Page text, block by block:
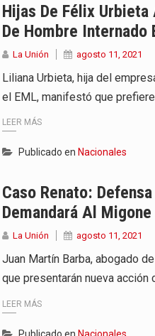
Hijas De Félix Urbieta
De Hombre Internado
La Unión agosto 11, 2021
Liliana Urbieta, hija del
el EML, manifestó que
LEER MÁS
Publicado en Nacionales
Caso Renato:
Demandará Al
La Unión agosto 11, 2021
Juan Martín Barba, abogado
que presentarán nueva acción
LEER MÁS
Publicado en Nacionales